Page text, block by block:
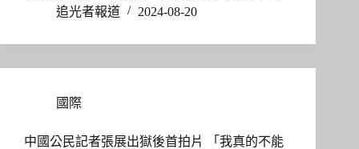
追光者報道
2024-08-20
國際
中國公民記者張展出獄後首拍片 「我真的不能